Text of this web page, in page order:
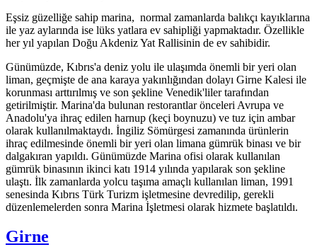
Eşsiz güzelliğe sahip marina, normal zamanlarda balıkçı kayıklarına
ile yaz aylarında ise lüks yatlara ev sahipliği yapmaktadır. Özellikle
her yıl yapılan Doğu Akdeniz Yat Rallisinin de ev sahibidir.
Günümüzde, Kıbrıs'a deniz yolu ile ulaşımda önemli bir yeri olan
liman, geçmişte de ana karaya yakınlığından dolayı Girne Kalesi ile
korunması arttırılmış ve son şekline Venedik'liler tarafından
getirilmiştir. Marina'da bulunan restorantlar önceleri Avrupa ve
Anadolu'ya ihraç edilen harnup (keçi boynuzu) ve tuz için ambar
olarak kullanılmaktaydı. İngiliz Sömürgesi zamanında ürünlerin
ihraç edilmesinde önemli bir yeri olan limana gümrük binası ve bir
dalgakıran yapıldı. Günümüzde Marina ofisi olarak kullanılan
gümrük binasının ikinci katı 1914 yılında yapılarak son şekline
ulaştı. İlk zamanlarda yolcu taşıma amaçlı kullanılan liman, 1991
senesinda Kıbrıs Türk Turizm işletmesine devredilip, gerekli
düzenlemelerden sonra Marina İşletmesi olarak hizmete başlatıldı.
Girne